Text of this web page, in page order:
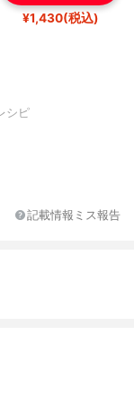
¥1,430(税込)
シピ
記載情報ミス報告